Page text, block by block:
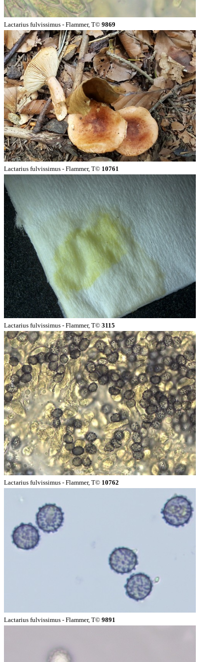
Lactarius fulvissimus - Flammer, T© 9869
Lactarius fulvissimus - Flammer, T© 10761
Lactarius fulvissimus - Flammer, T© 3115
Lactarius fulvissimus - Flammer, T© 10762
Lactarius fulvissimus - Flammer, T© 9891